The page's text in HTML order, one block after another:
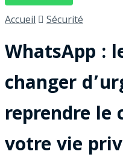
Accueil Sécurité
WhatsApp :
changer
reprendre le
votre vie